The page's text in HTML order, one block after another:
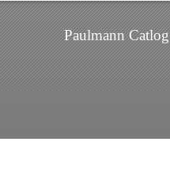
Paulmann Catlog